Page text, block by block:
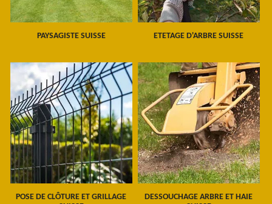
PAYSAGISTE SUISSE ETETAGE D'ARBRE SUISSE
POSE DE CLÔTURE ET GRILLAGE
DESSOUCHAGE ARBRE ET HAIE